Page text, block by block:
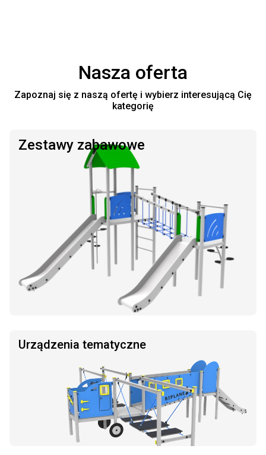
Nasza oferta
Zapoznaj się z naszą ofertę i wybierz interesującą Cię
kategorię
Zestawy zabawowe
Urządzenia tematyczne